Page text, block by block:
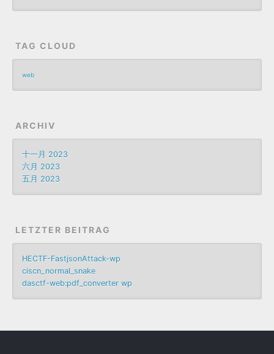
TAG CLOUD
web
ARCHIV
十一月 2023
六月 2023
五月 2023
LETZTER BEITRAG
HECTF-FastjsonAttack-wp
ciscn_normal_snake
dasctf-web:pdf_converter wp